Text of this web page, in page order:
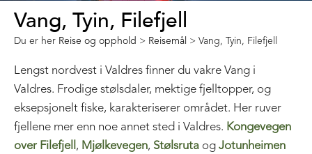
Vang, Tyin, Filefjell
Du er her Reise og opphold > Reisemål > Vang, Tyin, Filefjell
Lengst nordvest i Valdres finner du vakre Vang i
Valdres. Frodige stølsdaler, mektige fjelltopper, og
eksepsjonelt fiske, karakteriserer området. Her ruver
fjellene mer enn noe annet sted i Valdres. Kongevegen
over Filefjell, Mjølkevegen, Stølsruta og Jotunheimen